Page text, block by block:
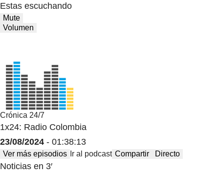
Estas escuchando
Mute
Volumen
Crónica 24/7
1x24: Radio Colombia
23/08/2024 - 01:38:13
Ver más episodios Ir al podcast Compartir Directo
Noticias en 3′